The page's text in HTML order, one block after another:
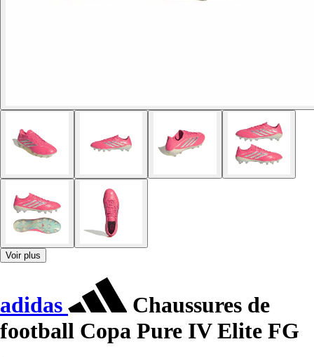
Voir plus
adidas
Chaussures de
football Copa Pure IV Elite FG